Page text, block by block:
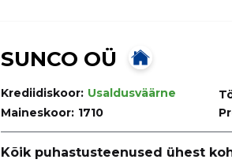
SUNCO OÜ
Krediidiskoor: Usaldusväärne
Maineskoor: 1710
Kõik puhastusteenused ühest